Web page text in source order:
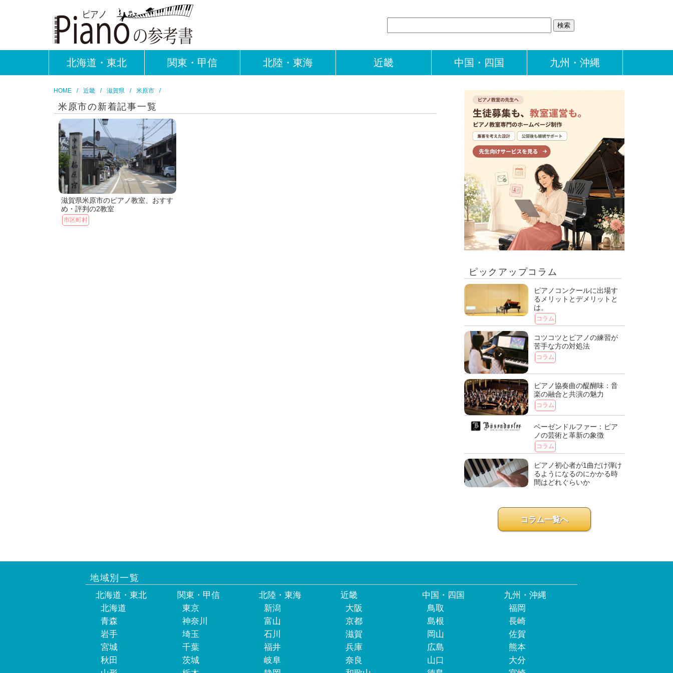
北海道・東北 関東・甲信 北陸・東海 近畿 中国・四国 九州・沖縄
HOME 近畿 滋賀県 米原市
米原市の新着記事一覧
滋賀県米原市のピアノ教室、おすす
め・評判の2教室
市区町村
ピックアップコラム
ピアノコンクールに出場す
るメリットとデメリットと
は。
コラム
コツコツとピアノの練習が
苦手な方の対処法
コラム
ピアノ協奏曲の醍醐味：音
楽の融合と共演の魅力
コラム
ベーゼンドルファー：ピア
ノの芸術と革新の象徴
コラム
ピアノ初心者が1曲だけ弾け
るようになるのにかかる時
間はどれぐらいか
コラム一覧へ
地域別一覧
北海道・東北
北海道
青森
岩手
宮城
秋田
関東・甲信
東京
神奈川
埼玉
千葉
茨城
北陸・東海
新潟
富山
石川
福井
岐阜
近畿
大阪
京都
滋賀
兵庫
奈良
中国・四国
鳥取
島根
岡山
広島
山口
九州・沖縄
福岡
長崎
佐賀
熊本
大分